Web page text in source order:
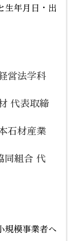
生年月日・出
営法学科
代表取締
石材産業
同組合 代
規模事業者へ